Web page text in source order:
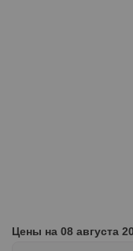
Цены на 08 августа